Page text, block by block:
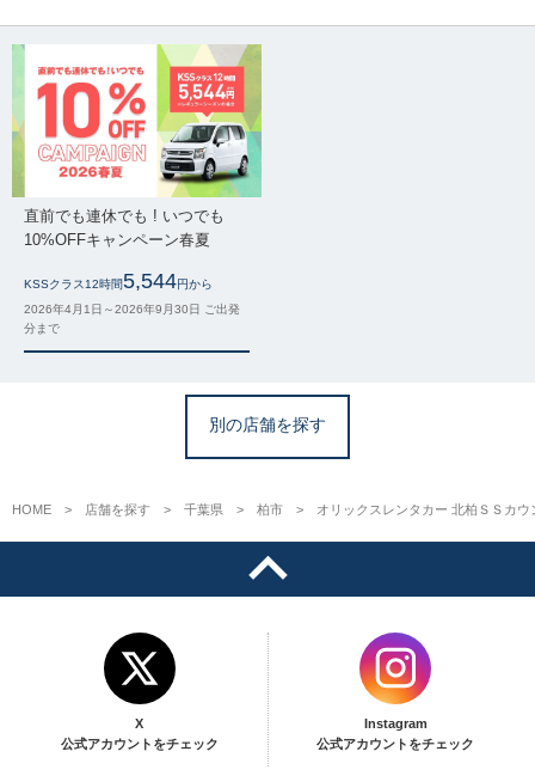
直前でも連休でも ! いつでも
10%OFFキャンペーン春夏
KSSクラス12時間5,544円から
2026年4月1日～2026年9月30日 ご出発
分まで
別の店舗を探す
HOME 店舗を探す 千葉県 柏市 オリックスレンタカー 北柏ＳＳカウ
X
公式アカウントをチェック
Instagram
公式アカウントをチェック